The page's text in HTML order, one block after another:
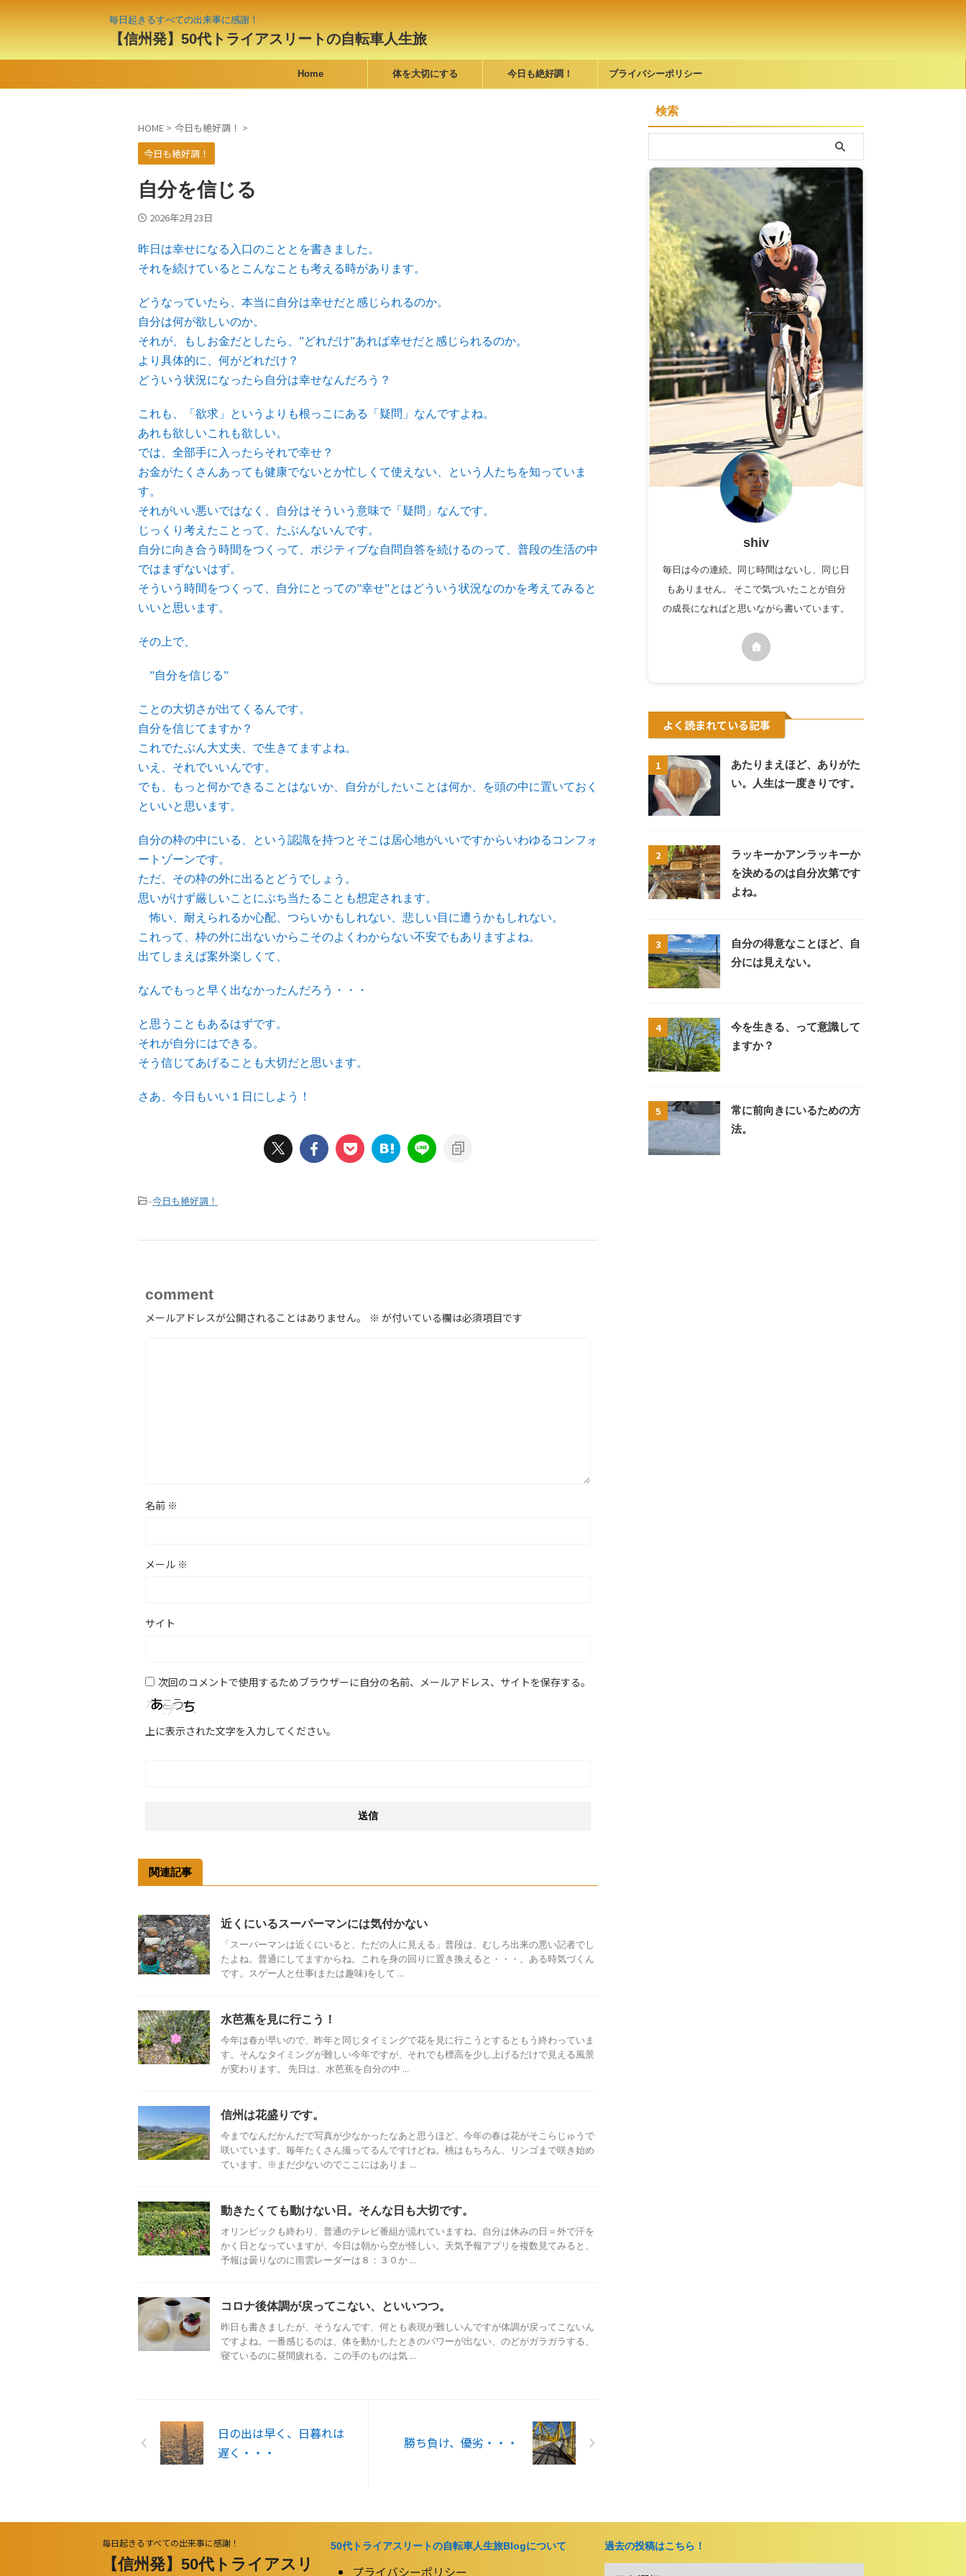
毎日起きるすべての出来事に感謝！
【信州発】50代トライアスリートの自転車人生旅
Home 体を大切にする 今日も絶好調！ プライバシーポリシー
HOME > 今日も絶好調！ >
今日も絶好調！
自分を信じる
2026年2月23日
昨日は幸せになる入口のこととを書きました。
それを続けているとこんなことも考える時があります。
どうなっていたら、本当に自分は幸せだと感じられるのか。
自分は何が欲しいのか。
それが、もしお金だとしたら、”どれだけ”あれば幸せだと感じられるのか。
より具体的に、何がどれだけ？
どういう状況になったら自分は幸せなんだろう？
これも、「欲求」というよりも根っこにある「疑問」なんですよね。
あれも欲しいこれも欲しい。
では、全部手に入ったらそれで幸せ？
お金がたくさんあっても健康でないとか忙しくて使えない、という人たちを知っていま
す。
それがいい悪いではなく、自分はそういう意味で「疑問」なんです。
じっくり考えたことって、たぶんないんです。
自分に向き合う時間をつくって、ポジティブな自問自答を続けるのって、普段の生活の中
ではまずないはず。
そういう時間をつくって、自分にとっての”幸せ”とはどういう状況なのかを考えてみると
いいと思います。
その上で、
”自分を信じる”
ことの大切さが出てくるんです。
自分を信じてますか？
これでたぶん大丈夫、で生きてますよね。
いえ、それでいいんです。
でも、もっと何かできることはないか、自分がしたいことは何か、を頭の中に置いておく
といいと思います。
自分の枠の中にいる、という認識を持つとそこは居心地がいいですからいわゆるコンフォ
ートゾーンです。
ただ、その枠の外に出るとどうでしょう。
思いがけず厳しいことにぶち当たることも想定されます。
怖い、耐えられるか心配、つらいかもしれない、悲しい目に遭うかもしれない。
これって、枠の外に出ないからこそのよくわからない不安でもありますよね。
出てしまえば案外楽しくて、
なんでもっと早く出なかったんだろう・・・
と思うこともあるはずです。
それが自分にはできる。
そう信じてあげることも大切だと思います。
さあ、今日もいい１日にしよう！
-今日も絶好調！
comment
メールアドレスが公開されることはありません。 ※ が付いている欄は必須項目です
名前 ※
メール ※
サイト
次回のコメントで使用するためブラウザーに自分の名前、メールアドレス、サイトを保存する。
上に表示された文字を入力してください。
関連記事
近くにいるスーパーマンには気付かない
「スーパーマンは近くにいると、ただの人に見える」普段は、むしろ出来の悪い記者でし
たよね。普通にしてますからね。これを身の回りに置き換えると・・・。ある時気づくん
です。スゲー人と仕事(または趣味)をして ...
水芭蕉を見に行こう！
今年は春が早いので、昨年と同じタイミングで花を見に行こうとするともう終わっていま
す。そんなタイミングが難しい今年ですが、それでも標高を少し上げるだけで見える風景
が変わります。 先日は、水芭蕉を自分の中 ...
信州は花盛りです。
今までなんだかんだで写真が少なかったなあと思うほど、今年の春は花がそこらじゅうで
咲いています。毎年たくさん撮ってるんですけどね。桃はもちろん、リンゴまで咲き始め
ています。※まだ少ないのでここにはありま ...
動きたくても動けない日。そんな日も大切です。
オリンピックも終わり、普通のテレビ番組が流れていますね。自分は休みの日＝外で汗を
かく日となっていますが、今日は朝から空が怪しい。天気予報アプリを複数見てみると、
予報は曇りなのに雨雲レーダーは８：３０か ...
コロナ後体調が戻ってこない、といいつつ。
昨日も書きましたが、そうなんです、何とも表現が難しいんですが体調が戻ってこないん
ですよね。一番感じるのは、体を動かしたときのパワーが出ない、のどがガラガラする、
寝ているのに昼間疲れる。この手のものは気 ...
日の出は早く、日暮れは
遅く・・・
勝ち負け、優劣・・・
検索
shiv
毎日は今の連続。同じ時間はないし、同じ日
もありません。 そこで気づいたことが自分
の成長になればと思いながら書いています。
よく読まれている記事
1
あたりまえほど、ありがた
い。人生は一度きりです。
2
ラッキーかアンラッキーか
を決めるのは自分次第です
よね。
3
自分の得意なことほど、自
分には見えない。
4
今を生きる、って意識して
ますか？
5
常に前向きにいるための方
法。
50代トライアスリートの自転車人生旅Blogについて
プライバシーポリシー
過去の投稿はこちら！
毎日起きるすべての出来事に感謝！
【信州発】50代トライアスリ